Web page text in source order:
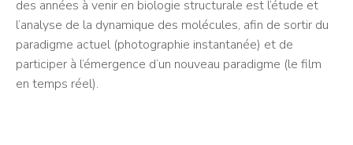
des années à venir en biologie structurale est l’étude et
l’analyse de la dynamique des molécules, afin de sortir du
paradigme actuel (photographie instantanée) et de
participer à l’émergence d’un nouveau paradigme (le film
en temps réel).